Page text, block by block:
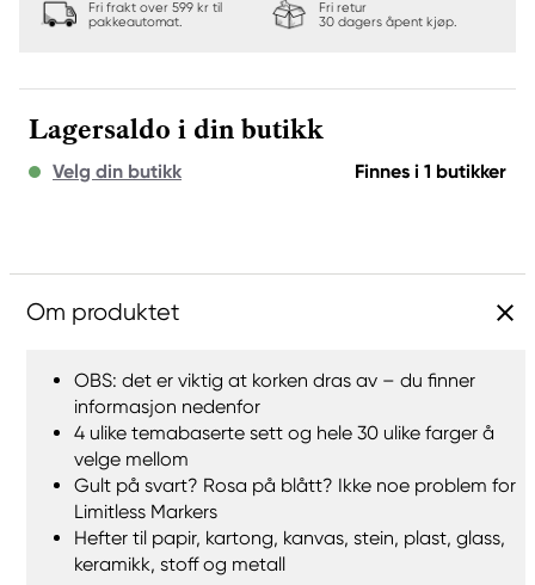
Fri frakt over 599 kr til
pakkeautomat.
Fri retur
30 dagers åpent kjøp.
Lagersaldo i din butikk
Velg din butikk Finnes i 1 butikker
Om produktet
OBS: det er viktig at korken dras av – du finner
informasjon nedenfor
4 ulike temabaserte sett og hele 30 ulike farger å
velge mellom
Gult på svart? Rosa på blått? Ikke noe problem for
Limitless Markers
Hefter til papir, kartong, kanvas, stein, plast, glass,
keramikk, stoff og metall